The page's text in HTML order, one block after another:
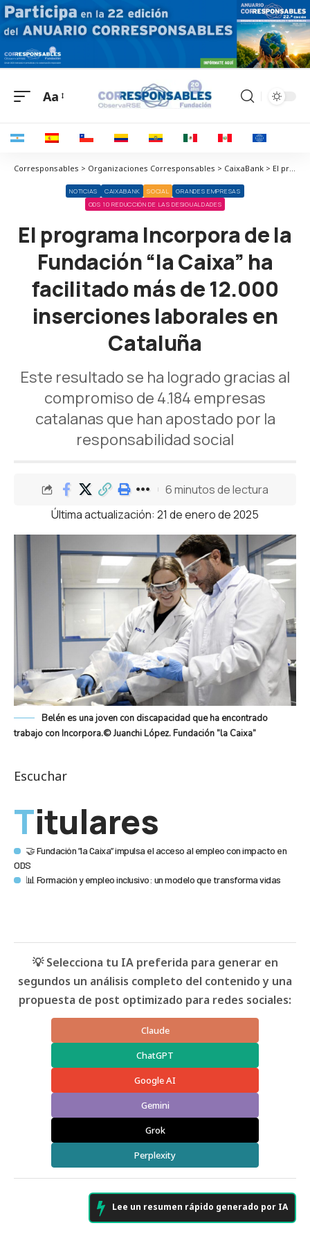
Aa
Corresponsables > Organizaciones Corresponsables > CaixaBank > El programa Incorpora de la Fundación “la Caixa” ha facilitado más de 12.000 inserciones laborales en Cataluña
NOTICIAS CAIXABANK SOCIAL
GRANDES EMPRESAS
ODS 10 REDUCCIÓN DE LAS DESIGUALDADES
El programa Incorpora de la
Fundación “la Caixa” ha
facilitado más de 12.000
inserciones laborales en
Cataluña
Este resultado se ha logrado gracias al
compromiso de 4.184 empresas
catalanas que han apostado por la
responsabilidad social
Última actualización: 21 de enero de 2025
6 minutos de lectura
Belén es una joven con discapacidad que ha encontrado
trabajo con Incorpora.© Juanchi López. Fundación ”la Caixa”
Escuchar
Titulares
🤝 Fundación ”la Caixa” impulsa el acceso al empleo con impacto en
ODS
📊 Formación y empleo inclusivo: un modelo que transforma vidas
💡 Selecciona tu IA preferida para generar en
segundos un análisis completo del contenido y una
propuesta de post optimizado para redes sociales:
Claude
ChatGPT
Google AI
Gemini
Grok
Perplexity
Lee un resumen rápido generado por IA